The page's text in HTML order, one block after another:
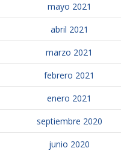
mayo 2021
abril 2021
marzo 2021
febrero 2021
enero 2021
septiembre 2020
junio 2020